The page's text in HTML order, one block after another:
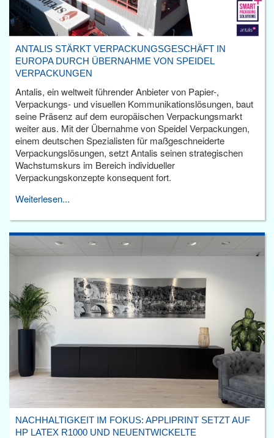
ANTALIS STÄRKT VERPACKUNGSGESCHÄFT IN
EUROPA DURCH ÜBERNAHME VON SPEIDEL
VERPACKUNGEN
Antalis, ein weltweit führender Anbieter von Papier-,
Verpackungs- und visuellen Kommunikationslösungen, baut
seine Präsenz auf dem europäischen Verpackungsmarkt
weiter aus. Mit der Übernahme von Speidel Verpackungen,
einem deutschen Spezialisten für maßgeschneiderte
Verpackungslösungen, setzt Antalis seinen strategischen
Wachstumskurs im Bereich individueller
Verpackungskonzepte konsequent fort.
Weiterlesen...
NACHHALTIGKEIT IM FOKUS: APPLIPRINT SETZT AUF
HP LATEX R1000 UND NEUENTWICKELTE